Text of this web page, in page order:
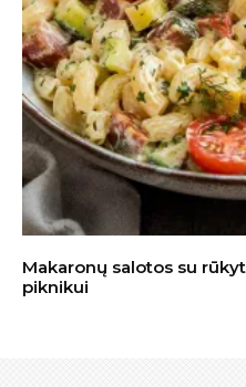
Makaronų salotos su
piknikui